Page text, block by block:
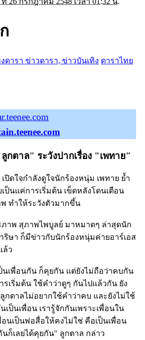
ดารา ข่าวดารา, ข่าวบันเทิง ดาราไทย
ตาล" ระวังปากเรื่อง "เพทาย"
ปิดใจกำลังดูใจนักร้องหนุ่ม เพทาย ย้ำ
ป็นแค่การเริ่มต้น เข็ดหลังโดนเตือน
พ ทำให้ระวังตัวมากขึ้น
ภาพ สุภาพไพบูลย์ มาหมาดๆ ล่าสุดนัก
ริษา ก็มีข่าวกับนักร้องหนุ่มค่ายอาร์เอส
ล้ว
นเพื่อนกัน ก็คุยกัน แต่ยังไม่ถือว่าคบกัน
รเริ่มต้น ใช้คำว่าดูๆ กันไปแล้วกัน ยัง
กตาลไม่อยากใช้คำว่าคบ และยังไม่ใช้
ป็นเพื่อน เรารู้จักกันเพราะเพื่อนใน
อนเป็นพ่อสื่อให้คงไม่ใช่ คือเป็นเพื่อน
นก็เลยได้คุยกัน" ลูกตาล กล่าว